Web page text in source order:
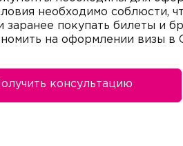
необходимо соблюсти,
заранее покупать билеты и
на оформлении визы в
консультацию